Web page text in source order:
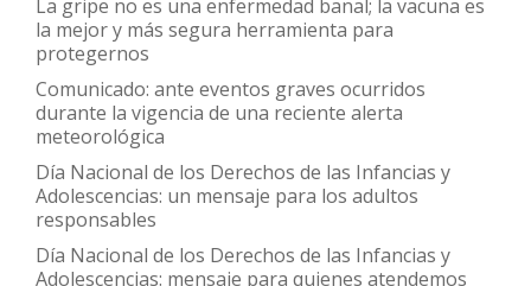
La gripe no es una enfermedad banal; la vacuna es
la mejor y más segura herramienta para
protegernos
Comunicado: ante eventos graves ocurridos
durante la vigencia de una reciente alerta
meteorológica
Día Nacional de los Derechos de las Infancias y
Adolescencias: un mensaje para los adultos
responsables
Día Nacional de los Derechos de las Infancias y
Adolescencias: mensaje para quienes atendemos